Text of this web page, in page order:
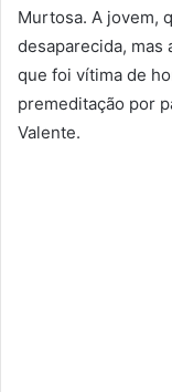
Murtosa. A jovem,
desaparecida, mas
que foi vítima de
premeditação por
Valente.